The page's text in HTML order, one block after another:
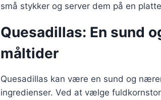
små stykker og server dem på en
Quesadillas: En sund
måltider
Quesadillas kan være en sund og
ingredienser. Ved at vælge